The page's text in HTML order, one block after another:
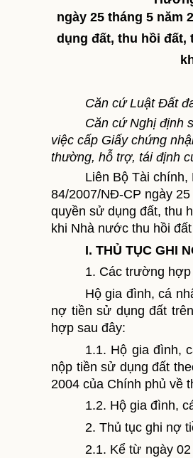
ngày 25 tháng 5 năm
dụng đất, thu hồi
Căn cứ Luật Đất
Căn cứ Nghị định
việc cấp Giấy chứng
thường, hỗ trợ, tái định
Liên Bộ Tài
84/2007/NĐ-CP ngày
quyền sử dụng đất, thu
khi Nhà nước thu hồi
I. THỦ TỤC GHI
1. Các trường
Hộ gia đình, cá
nợ tiền sử dụng đất
hợp sau đây:
1.1. Hộ gia đình,
nộp tiền sử dụng đất
2004 của Chính phủ về
1.2. Hộ gia đình,
2. Thủ tục ghi nợ
2.1. Kể từ ngày